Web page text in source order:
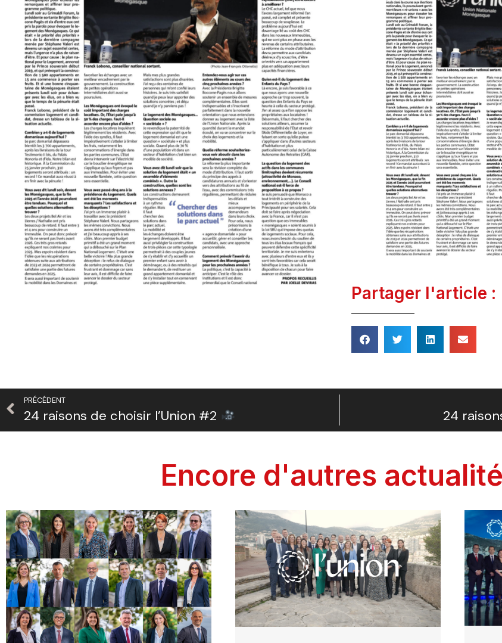
Partager l'article :
PRÉCÉDENT
24 raisons de choisir l’Union #2 24
Encore d'autres